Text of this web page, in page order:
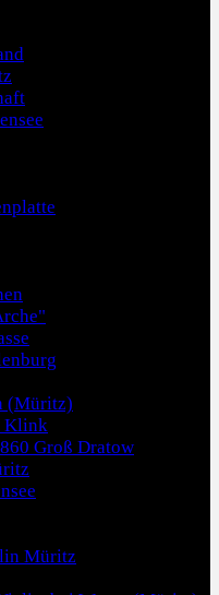
(Müritz)
Klink
Groß Dratow
Müritz